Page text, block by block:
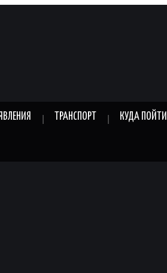
ТРАНСПОРТ КУДА ПОЙТИ